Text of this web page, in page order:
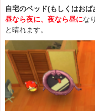
自宅のベッド(もしくはお
昼なら夜に、夜なら昼にな
と晴れます。